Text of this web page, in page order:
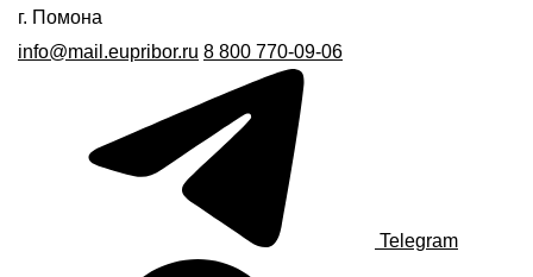
г. Помона
info@mail.eupribor.ru 8 800 770-09-06
Telegram